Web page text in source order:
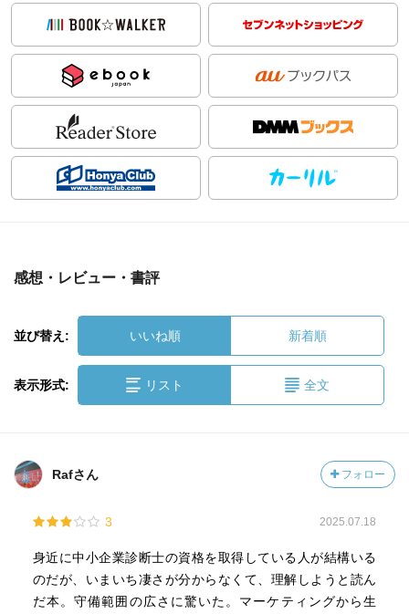
感想・レビュー・書評
並び替え: いいね順 新着順
表示形式: リスト 全文
Rafさん フォロー
3 2025.07.18
身近に中小企業診断士の資格を取得している人が結構いる
のだが、いまいち凄さが分からなくて、理解しようと読ん
だ本。守備範囲の広さに驚いた。マーケティングから生